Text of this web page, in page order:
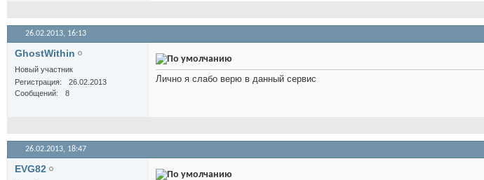
26.02.2013, 16:13
GhostWithin
Новый участник
Регистрация
26.02.2013
Сообщений
8
Лично я слабо верю в данный сервис
26.02.2013, 18:47
EVG82